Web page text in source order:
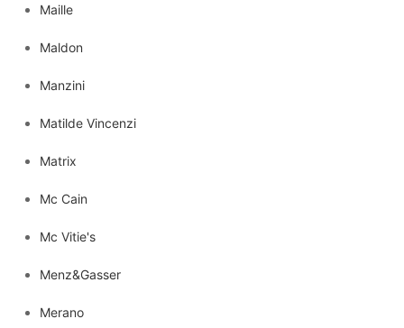
Maille
Maldon
Manzini
Matilde Vincenzi
Matrix
Mc Cain
Mc Vitie's
Menz&Gasser
Merano